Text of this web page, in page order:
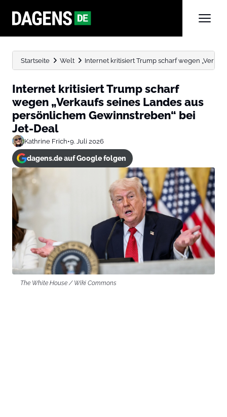
Startseite Welt Internet kritisiert Trump scharf wegen
Internet kritisiert Trump scharf
wegen „Verkaufs seines Landes aus
persönlichem Gewinnstreben“ bei
Jet-Deal
Kathrine Frich•9. Juli 2026
dagens.de auf Google folgen
The White House / Wiki Commons